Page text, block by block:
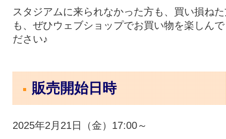
スタジアムに来られなかった方も、買い損ね
も、ぜひウェブショップでお買い物を楽しん
ださい♪
販売開始日時
2025年2月21日（金）17:00～